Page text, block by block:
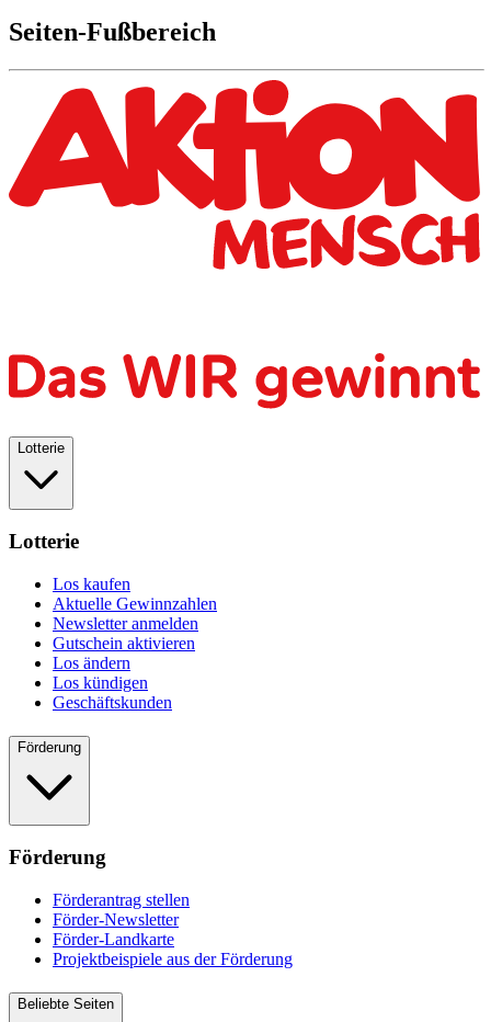
Seiten-Fußbereich
Lotterie
Lotterie
Los kaufen
Aktuelle Gewinnzahlen
Newsletter anmelden
Gutschein aktivieren
Los ändern
Los kündigen
Geschäftskunden
Förderung
Förderung
Förderantrag stellen
Förder-Newsletter
Förder-Landkarte
Projektbeispiele aus der Förderung
Beliebte Seiten